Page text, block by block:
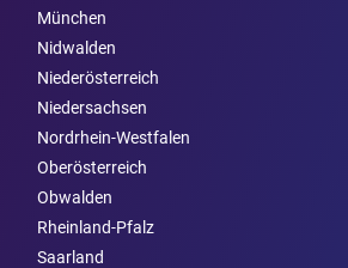
München
Nidwalden
Nieder­österreich
Niedersachsen
Nordrhein-Westfalen
Ober­österreich
Obwalden
Rheinland-Pfalz
Saarland